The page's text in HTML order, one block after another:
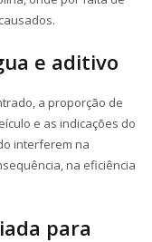
e aditivo
a proporção de
e as indicações do
interferem na
na eficiência
para